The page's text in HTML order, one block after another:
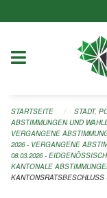
STARTSEITE
STADT,
ABSTIMMUNGEN UND
VERGANGENE
2026 - VERGANGENE
08.03.2026 -
KANTONALE
KANTONSRATSBESCHLUSS